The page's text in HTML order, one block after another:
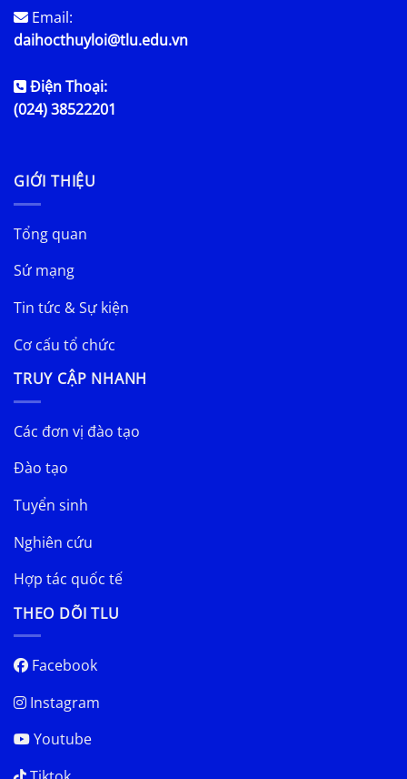
Email:
daihocthuyloi@tlu.edu.vn
Điện Thoại:
(024) 38522201
GIỚI THIỆU
Tổng quan
Sứ mạng
Tin tức & Sự kiện
Cơ cấu tổ chức
TRUY CẬP NHANH
Các đơn vị đào tạo
Đào tạo
Tuyển sinh
Nghiên cứu
Hợp tác quốc tế
THEO DÕI TLU
Facebook
Instagram
Youtube